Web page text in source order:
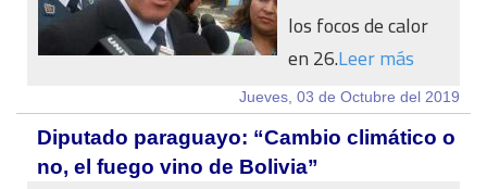
los focos de calor
en 26.Leer más
Jueves, 03 de Octubre del 2019
Diputado paraguayo: “Cambio climático o
no, el fuego vino de Bolivia”